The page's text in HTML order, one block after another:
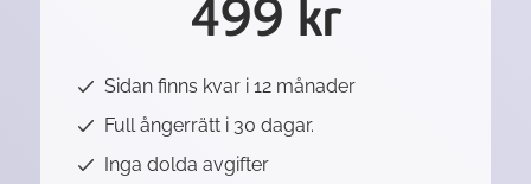
499 kr
Sidan finns kvar i 12 månader
Full ångerrätt i 30 dagar.
Inga dolda avgifter